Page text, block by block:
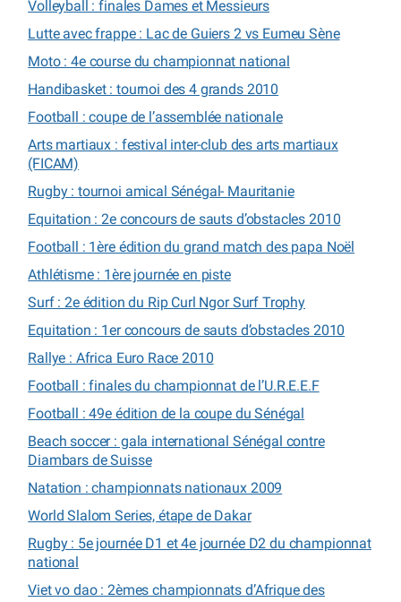
Volleyball : finales Dames et Messieurs
Lutte avec frappe : Lac de Guiers 2 vs Eumeu Sène
Moto : 4e course du championnat national
Handibasket : tournoi des 4 grands 2010
Football : coupe de l’assemblée nationale
Arts martiaux : festival inter-club des arts martiaux
(FICAM)
Rugby : tournoi amical Sénégal- Mauritanie
Equitation : 2e concours de sauts d’obstacles 2010
Football : 1ère édition du grand match des papa Noël
Athlétisme : 1ère journée en piste
Surf : 2e édition du Rip Curl Ngor Surf Trophy
Equitation : 1er concours de sauts d’obstacles 2010
Rallye : Africa Euro Race 2010
Football : finales du championnat de l’U.R.E.E.F
Football : 49e édition de la coupe du Sénégal
Beach soccer : gala international Sénégal contre
Diambars de Suisse
Natation : championnats nationaux 2009
World Slalom Series, étape de Dakar
Rugby : 5e journée D1 et 4e journée D2 du championnat
national
Viet vo dao : 2èmes championnats d’Afrique des